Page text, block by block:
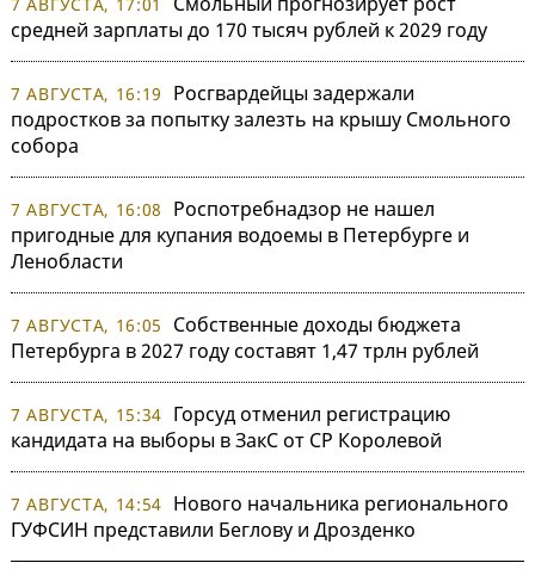
средней зарплаты до 170 тысяч рублей к 2029 году
7 АВГУСТА, 16:19
Росгвардейцы задержали
подростков за попытку залезть на крышу Смольного
собора
7 АВГУСТА, 16:08
Роспотребнадзор не нашел
пригодные для купания водоемы в Петербурге и
Ленобласти
7 АВГУСТА, 16:05
Собственные доходы бюджета
Петербурга в 2027 году составят 1,47 трлн рублей
7 АВГУСТА, 15:34 Горсуд отменил регистрацию
кандидата на выборы в ЗакС от СР Королевой
7 АВГУСТА, 14:54 Нового начальника регионального
ГУФСИН представили Беглову и Дрозденко